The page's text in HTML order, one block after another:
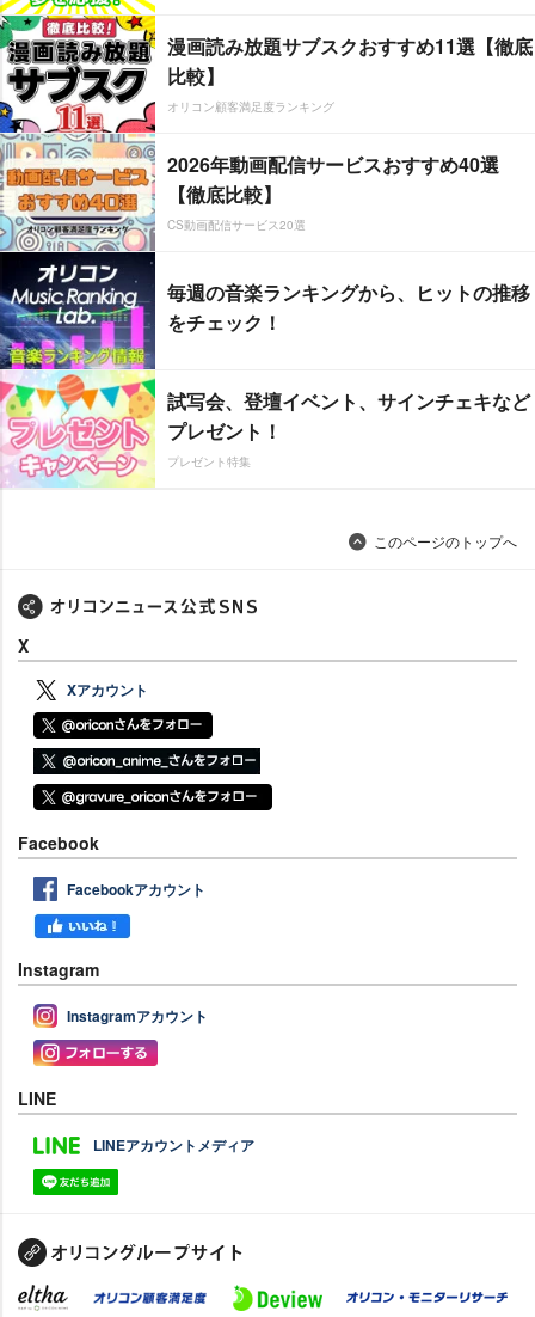
漫画読み放題サブスクおすすめ11選【徹底
比較】
オリコン顧客満足度ランキング
2026年動画配信サービスおすすめ40選
【徹底比較】
CS動画配信サービス20選
毎週の音楽ランキングから、ヒットの推移
をチェック！
試写会、登壇イベント、サインチェキなど
プレゼント！
プレゼント特集
このページのトップへ
X
Xアカウント
Facebook
Facebookアカウント
Instagram
Instagramアカウント
LINE
LINEアカウントメディア